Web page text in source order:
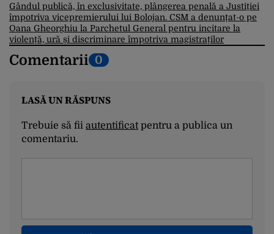
Gândul publică, în exclusivitate, plângerea penală a Justiției
împotriva vicepremierului lui Bolojan. CSM a denunțat-o pe
Oana Gheorghiu la Parchetul General pentru incitare la
violență, ură și discriminare împotriva magistraților
Comentarii 0
LASĂ UN RĂSPUNS
Trebuie să fii autentificatpentru a publica un
comentariu.